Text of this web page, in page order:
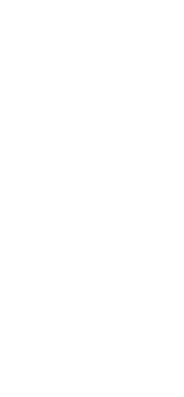
Bücher zu
Lust auf
aktiv
als